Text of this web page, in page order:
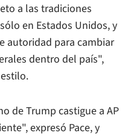
a las tradiciones
en Estados Unidos, y
autoridad para cambiar
dentro del país",
de Trump castigue a AP
expresó Pace, y